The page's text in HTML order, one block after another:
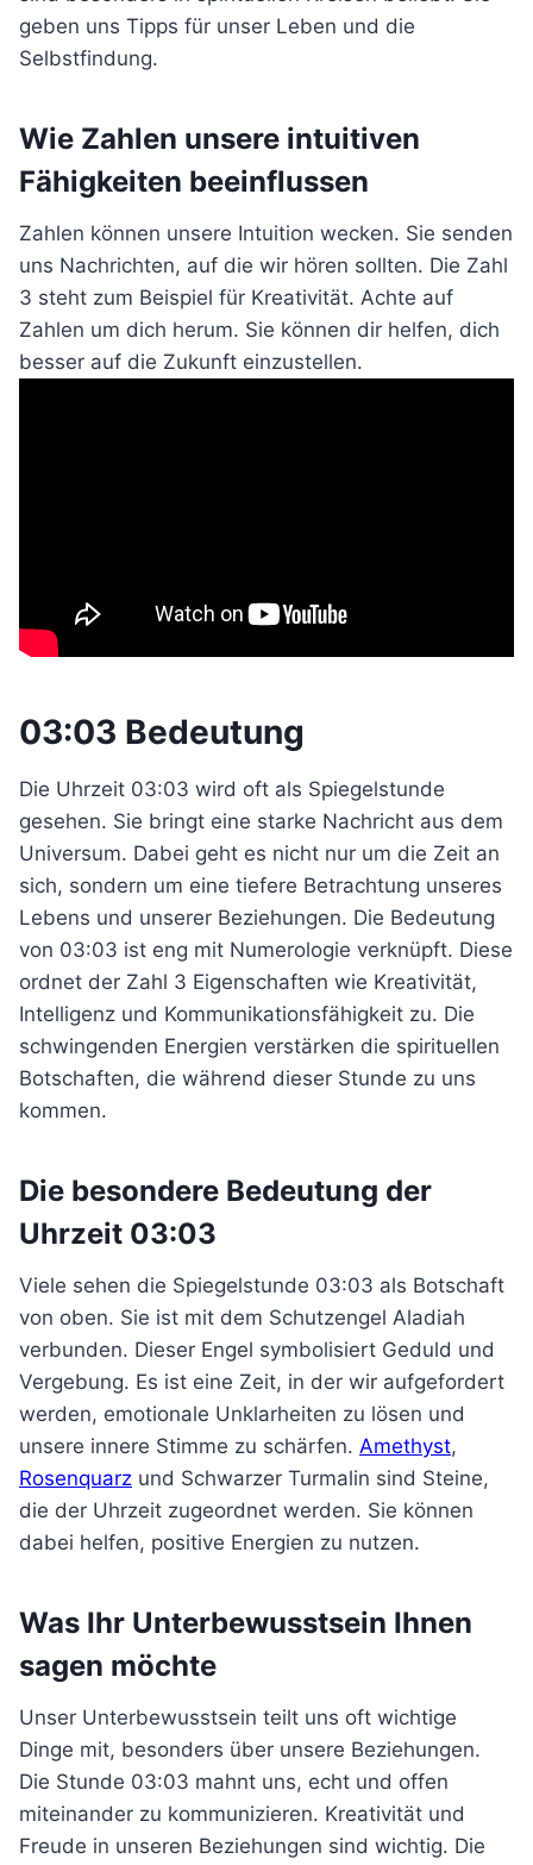
geben uns Tipps für unser Leben und die
Selbstfindung.
Wie Zahlen unsere intuitiven
Fähigkeiten beeinflussen
Zahlen können unsere Intuition wecken. Sie senden
uns Nachrichten, auf die wir hören sollten. Die Zahl
3 steht zum Beispiel für Kreativität. Achte auf
Zahlen um dich herum. Sie können dir helfen, dich
besser auf die Zukunft einzustellen.
03:03 Bedeutung
Die Uhrzeit 03:03 wird oft als Spiegelstunde
gesehen. Sie bringt eine starke Nachricht aus dem
Universum. Dabei geht es nicht nur um die Zeit an
sich, sondern um eine tiefere Betrachtung unseres
Lebens und unserer Beziehungen. Die Bedeutung
von 03:03 ist eng mit Numerologie verknüpft. Diese
ordnet der Zahl 3 Eigenschaften wie Kreativität,
Intelligenz und Kommunikationsfähigkeit zu. Die
schwingenden Energien verstärken die spirituellen
Botschaften, die während dieser Stunde zu uns
kommen.
Die besondere Bedeutung der
Uhrzeit 03:03
Viele sehen die Spiegelstunde 03:03 als Botschaft
von oben. Sie ist mit dem Schutzengel Aladiah
verbunden. Dieser Engel symbolisiert Geduld und
Vergebung. Es ist eine Zeit, in der wir aufgefordert
werden, emotionale Unklarheiten zu lösen und
unsere innere Stimme zu schärfen. Amethyst,
Rosenquarz und Schwarzer Turmalin sind Steine,
die der Uhrzeit zugeordnet werden. Sie können
dabei helfen, positive Energien zu nutzen.
Was Ihr Unterbewusstsein Ihnen
sagen möchte
Unser Unterbewusstsein teilt uns oft wichtige
Dinge mit, besonders über unsere Beziehungen.
Die Stunde 03:03 mahnt uns, echt und offen
miteinander zu kommunizieren. Kreativität und
Freude in unseren Beziehungen sind wichtig. Die